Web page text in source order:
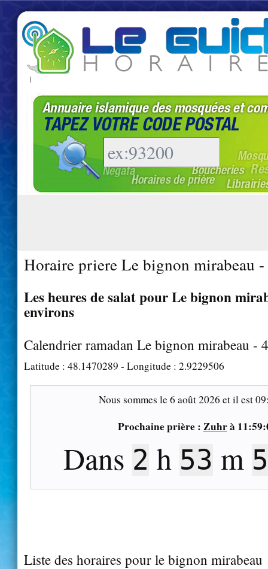
|
Horaire priere Le bignon mirabeau
Les heures de salat pour Le bignon
environs
Calendrier ramadan Le bignon mirabeau -
Latitude : 48.1470289 - Longitude : 2.9229506
Nous sommes le6 août 2026 et il est
Prochaine prière : Zuhrà
Dans 2 h 53 m
Liste des horaires pour le bignon mirabeau